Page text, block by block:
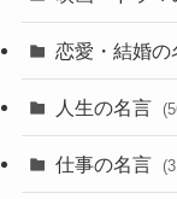
恋愛・結婚の
人生の名言
仕事の名言